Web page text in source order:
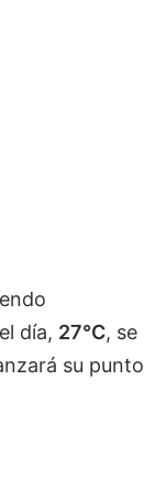
día, 27°C, se
su punto